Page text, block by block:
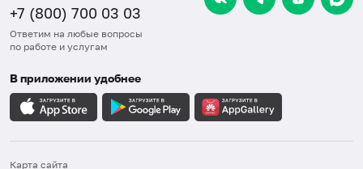
+7 (800) 700 03 03
Ответим на любые вопросы
по работе и услугам
В приложении удобнее
Карта сайта